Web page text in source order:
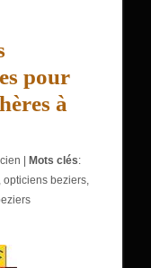
pour
à
Mots clés:
,opticiens beziers,